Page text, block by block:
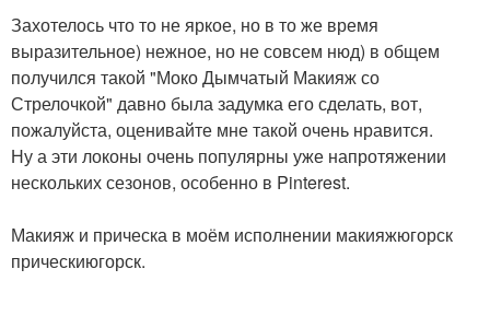
Захотелось что то не яркое, но в то же время
выразительное) нежное, но не совсем нюд) в общем
получился такой "Моко Дымчатый Макияж со
Стрелочкой" давно была задумка его сделать, вот,
пожалуйста, оценивайте мне такой очень нравится.
Ну а эти локоны очень популярны уже напротяжении
нескольких сезонов, особенно в Pinterest.
Макияж и прическа в моём исполнении макияжюгорск
прическиюгорск.